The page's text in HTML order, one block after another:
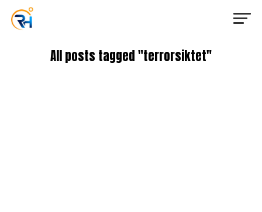
All posts tagged "terrorsiktet"